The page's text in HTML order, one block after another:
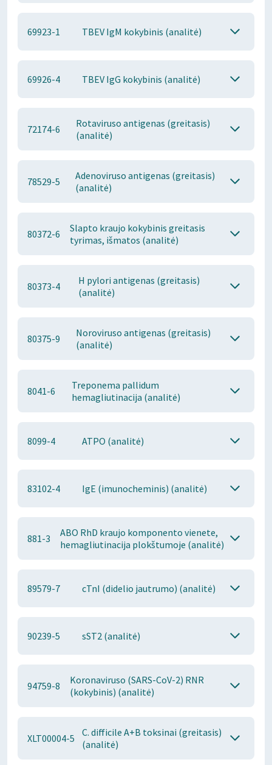
69923-1 TBEV IgM kokybinis (analitė)
69926-4 TBEV IgG kokybinis (analitė)
72174-6
Rotaviruso antigenas (greitasis)
(analitė)
78529-5
Adenoviruso antigenas (greitasis)
(analitė)
80372-6
Slapto kraujo kokybinis greitasis
tyrimas, išmatos (analitė)
80373-4
H pylori antigenas (greitasis)
(analitė)
80375-9
Noroviruso antigenas (greitasis)
(analitė)
8041-6
Treponema pallidum
hemagliutinacija (analitė)
8099-4 ATPO (analitė)
83102-4 IgE (imunocheminis) (analitė)
881-3
ABO RhD kraujo komponento vienete,
hemagliutinacija plokštumoje (analitė)
89579-7 cTnI (didelio jautrumo) (analitė)
90239-5 sST2 (analitė)
94759-8
Koronaviruso (SARS-CoV-2) RNR
(kokybinis) (analitė)
XLT00004-5
C. difficile A+B toksinai (greitasis)
(analitė)